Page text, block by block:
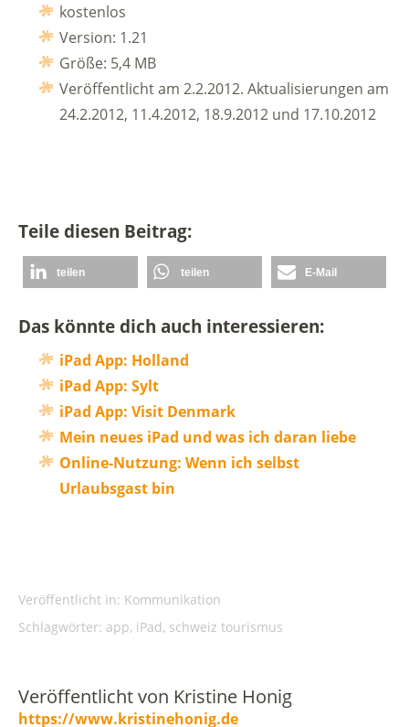
kostenlos
Version: 1.21
Größe: 5,4 MB
Veröffentlicht am 2.2.2012. Aktualisierungen am
24.2.2012, 11.4.2012, 18.9.2012 und 17.10.2012
Teile diesen Beitrag:
teilen teilen E-Mail
Das könnte dich auch interessieren:
iPad App: Holland
iPad App: Sylt
iPad App: Visit Denmark
Mein neues iPad und was ich daran liebe
Online-Nutzung: Wenn ich selbst
Urlaubsgast bin
Veröffentlicht in: Kommunikation
Schlagwörter: app, iPad, schweiz tourismus
Veröffentlicht von Kristine Honig
https://www.kristinehonig.de